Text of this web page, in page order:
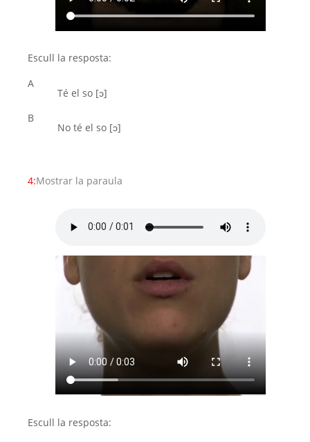
Escull la resposta:
A
Té el so [ͻ]
B
No té el so [ͻ]
4:Mostrar la paraula
Escull la resposta: